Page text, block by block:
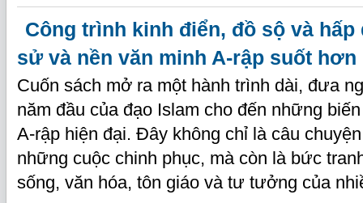
Công trình kinh điển, đồ sộ và hấp
sử và nền văn minh A-rập suốt hơn
Cuốn sách mở ra một hành trình dài, đưa
năm đầu của đạo Islam cho đến những
A-rập hiện đại. Đây không chỉ là câu
những cuộc chinh phục, mà còn là bức
sống, văn hóa, tôn giáo và tư tưởng của